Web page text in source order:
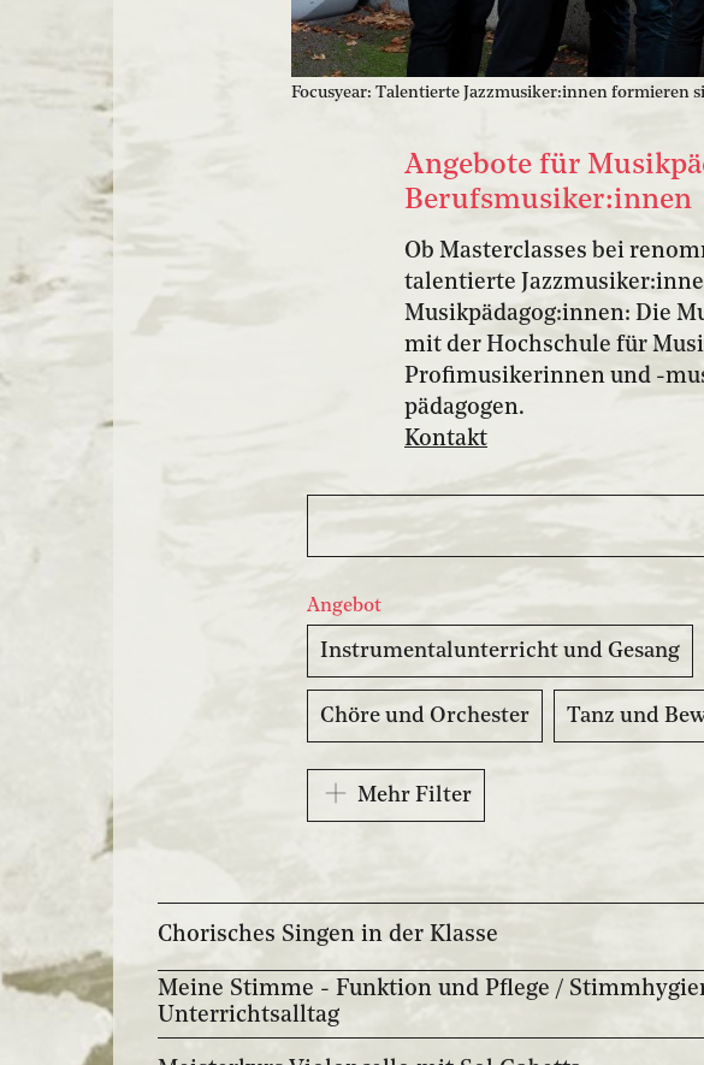
Focusyear: Talentierte Jazzmusiker:innen formieren
Angebote für
Berufsmusiker:innen
Ob Masterclasses bei
talentierte
Musikpädagog:innen: Die
mit der Hochschule für
Profimusikerinnen und -
pädagogen.
Kontakt
Angebot
Instrumentalunterricht und Gesang
Chöre und Orchester Tanz und
Mehr Filter
Chorisches Singen in der Klasse
Meine Stimme - Funktion und Pflege /
Unterrichtsalltag